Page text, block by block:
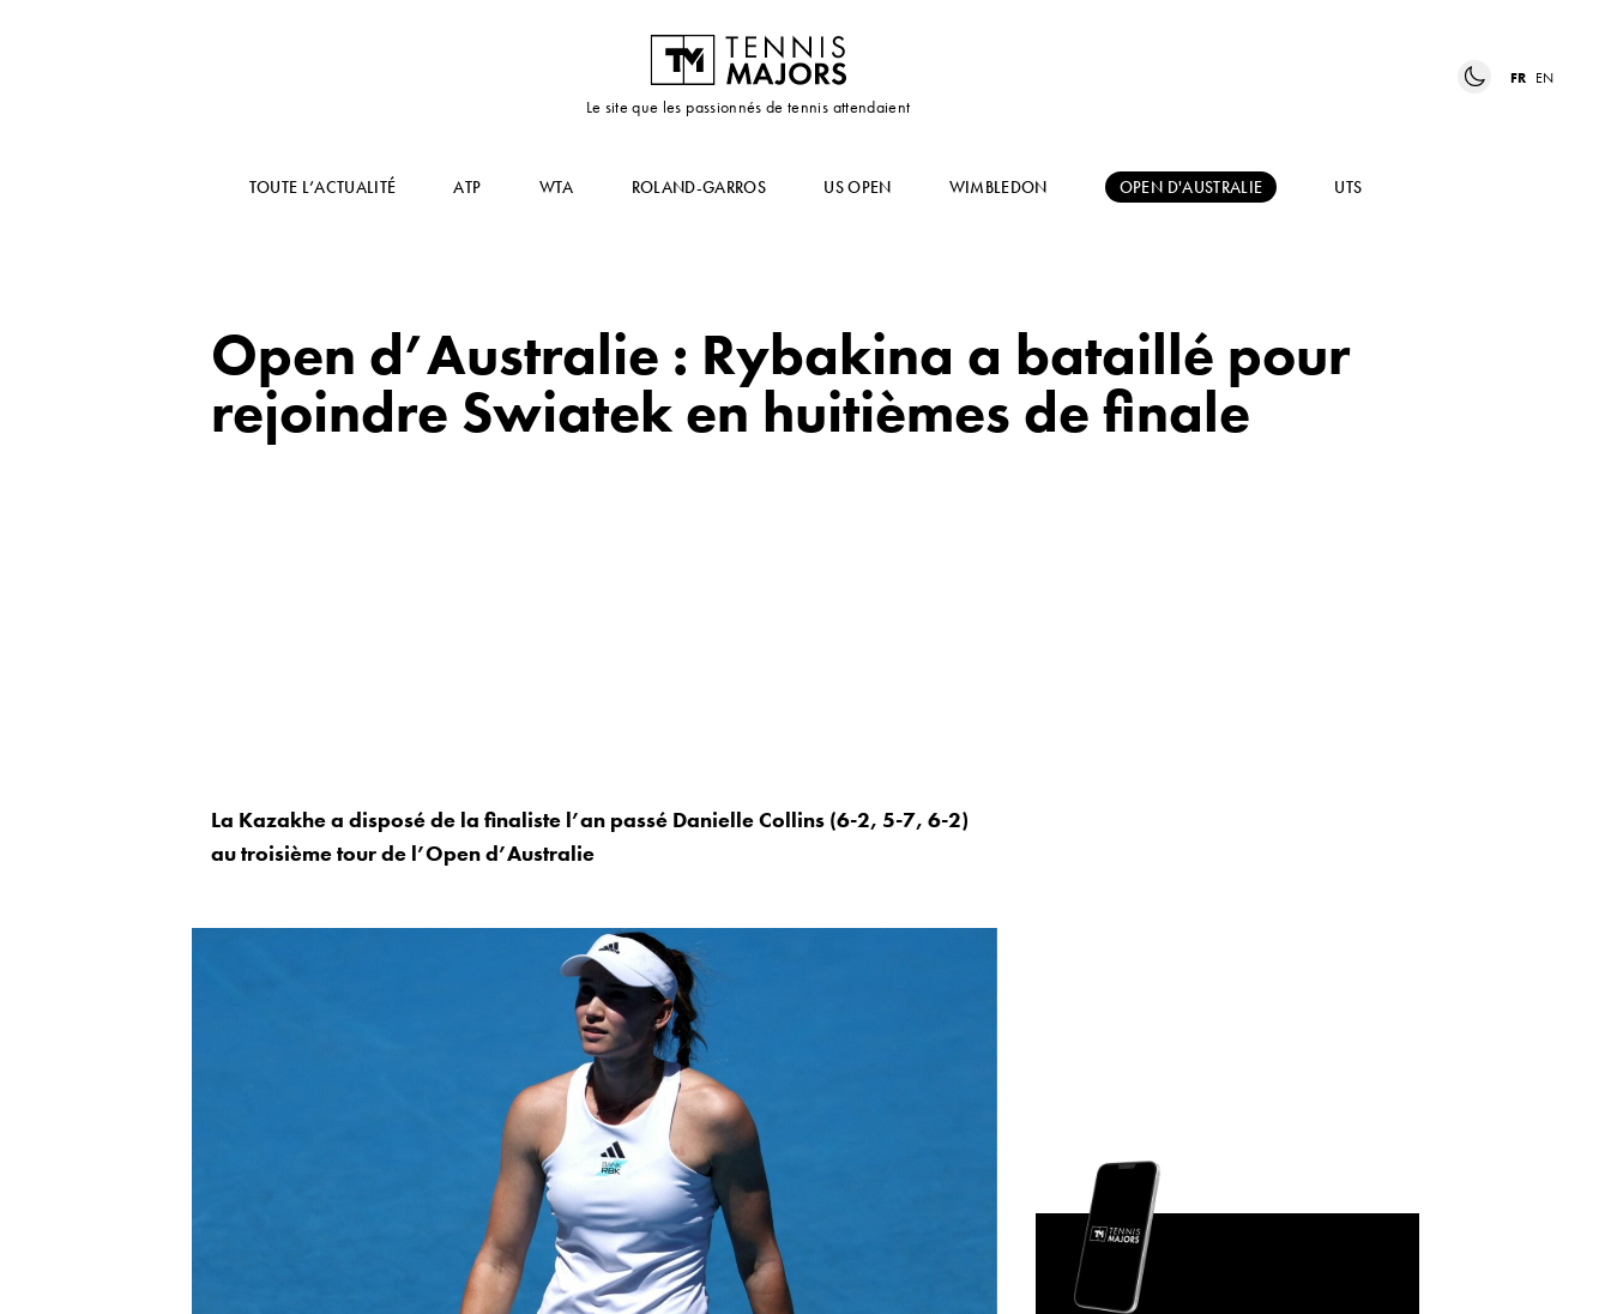
Le site que les passionnés de tennis attendaient
FR EN
TOUTE L’ACTUALITÉ ATP WTA ROLAND-GARROS US OPEN WIMBLEDON OPEN D'AUSTRALIE UTS
Open d’Australie : Rybakina a bataillé pour
rejoindre Swiatek en huitièmes de finale
La Kazakhe a disposé de la finaliste l’an passé Danielle Collins (6-2, 5-7, 6-2)
au troisième tour de l’Open d’Australie